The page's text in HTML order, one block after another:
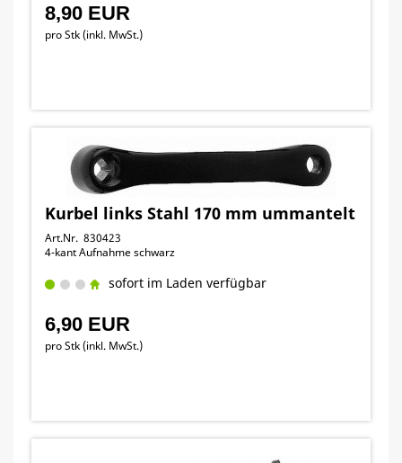
8,90 EUR
pro Stk (inkl. MwSt.)
Kurbel links Stahl 170 mm ummantelt
Art.Nr. 830423
4-kant Aufnahme schwarz
sofort im Laden verfügbar
6,90 EUR
pro Stk (inkl. MwSt.)